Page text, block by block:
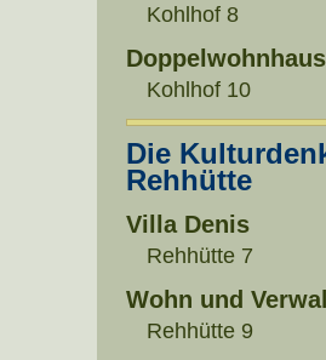
Kohlhof 8
Doppelwohnhaus
Kohlhof 10
Die
Rehhütte
Villa Denis
Rehhütte 7
Wohn und
Rehhütte 9